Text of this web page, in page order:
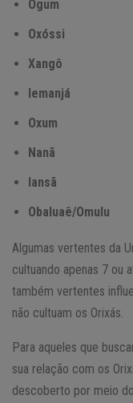
Ogum
Oxóssi
Xangô
Iemanjá
Oxum
Nanã
Iansã
Obaluaê/Omulu
Algumas vertentes da
cultuando apenas 7 ou
também vertentes
não cultuam os Orixás.
Para aqueles que
sua relação com os
descoberto por meio do